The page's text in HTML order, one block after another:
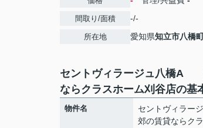
間取り/面積 -/-
所在地 愛知県知立市八橋
セントヴィラージュ八橋A
ならクラスホーム刈谷店の基
物件名
セントヴィラ
郊の賃貸ならク